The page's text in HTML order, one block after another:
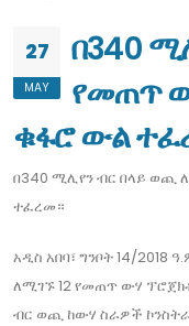
27
MAY
በ340
የመጠጥ
ቁፋሮ ውል
በ340 ሚሊየን ብር በላይ ወጪ
ተፈረመ።
አዲስ አበባ፣ ግንቦት 14/
ለሚገኙ 12 የመጠጥ ውሃ
ብር ወጪ ከውሃ ስራዎች